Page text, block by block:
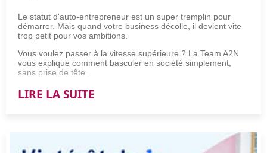
Le statut d'auto-entrepreneur est un super tremplin pour
démarrer. Mais quand votre business décolle, il devient vite
trop petit pour vos ambitions.
Vous voulez passer à la vitesse supérieure ? La Team A2N
vous explique comment basculer en société simplement,
sans prise de tête.
LIRE LA SUITE